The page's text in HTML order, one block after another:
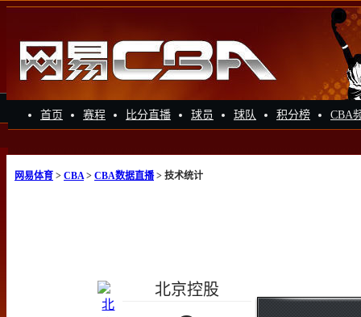
首页 赛程 比分直播 球员 球队 积分榜 CBA
网易体育 > CBA> CBA数据直播> 技术统计
北京控股